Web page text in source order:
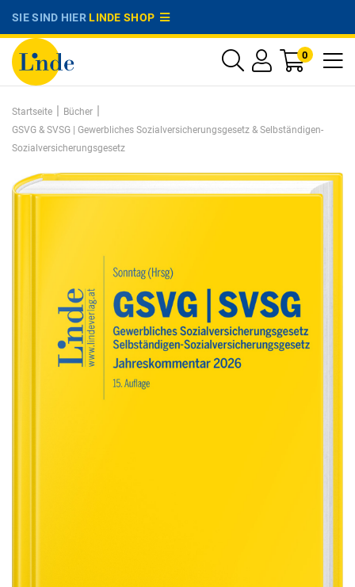
SIE SIND HIERLINDE SHOP
0
Startseite | Bücher |
GSVG & SVSG | Gewerbliches Sozialversicherungsgesetz & Selbständigen-
Sozialversicherungsgesetz